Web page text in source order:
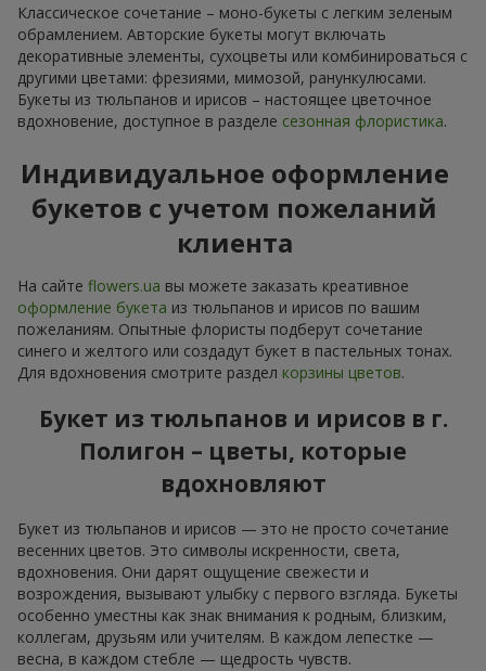
Классическое сочетание – моно-букеты с легким зеленым
обрамлением. Авторские букеты могут включать
декоративные элементы, сухоцветы или комбинироваться с
другими цветами: фрезиями, мимозой, ранункулюсами.
Букеты из тюльпанов и ирисов – настоящее цветочное
вдохновение, доступное в разделе сезонная флористика.
Индивидуальное оформление
букетов с учетом пожеланий
клиента
На сайте flowers.ua вы можете заказать креативное
оформление букета из тюльпанов и ирисов по вашим
пожеланиям. Опытные флористы подберут сочетание
синего и желтого или создадут букет в пастельных тонах.
Для вдохновения смотрите раздел корзины цветов.
Букет из тюльпанов и ирисов в г.
Полигон – цветы, которые
вдохновляют
Букет из тюльпанов и ирисов — это не просто сочетание
весенних цветов. Это символы искренности, света,
вдохновения. Они дарят ощущение свежести и
возрождения, вызывают улыбку с первого взгляда. Букеты
особенно уместны как знак внимания к родным, близким,
коллегам, друзьям или учителям. В каждом лепестке —
весна, в каждом стебле — щедрость чувств.